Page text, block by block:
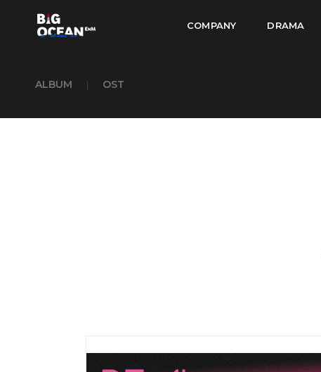
COMPANY DRAMA
ALBUM | OST